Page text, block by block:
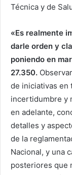
Técnica y de
«Es realmente
darle orden y
poniendo en
27.350.
de iniciativas en
incertidumbre y
en adelante,
detalles y
de la
Nacional, y una
posteriores que